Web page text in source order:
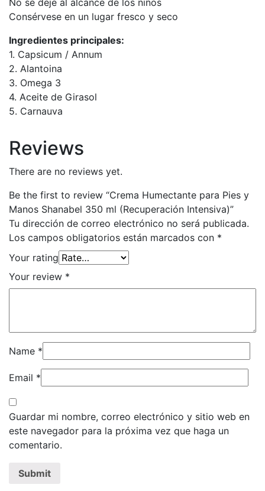
No se deje al alcance de los niños
Consérvese en un lugar fresco y seco
Ingredientes principales:
1. Capsicum / Annum
2. Alantoina
3. Omega 3
4. Aceite de Girasol
5. Carnauva
Reviews
There are no reviews yet.
Be the first to review “Crema Humectante para Pies y
Manos Shanabel 350 ml (Recuperación Intensiva)”
Tu dirección de correo electrónico no será publicada.
Los campos obligatorios están marcados con *
Your rating
Your review *
Name *
Email *
Guardar mi nombre, correo electrónico y sitio web en
este navegador para la próxima vez que haga un
comentario.